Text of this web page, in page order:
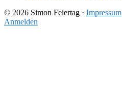
© 2026 Simon Feiertag · Impressum
Anmelden